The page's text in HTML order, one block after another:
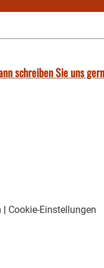
schreiben Sie uns
| Cookie-Einstellungen